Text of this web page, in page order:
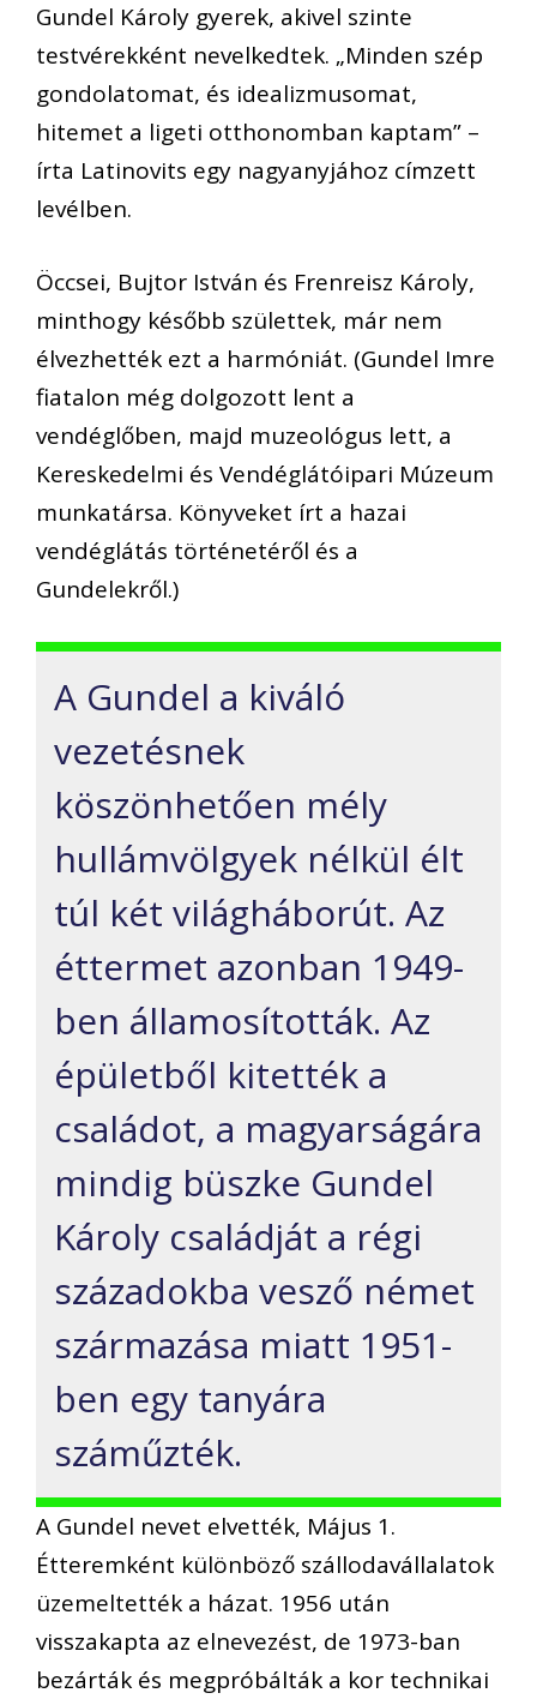
Gundel Károly gyerek, akivel szinte
testvérekként nevelkedtek. „Minden szép
gondolatomat, és idealizmusomat,
hitemet a ligeti otthonomban kaptam” –
írta Latinovits egy nagyanyjához címzett
levélben.
Öccsei, Bujtor István és Frenreisz Károly,
minthogy később születtek, már nem
élvezhették ezt a harmóniát. (Gundel Imre
fiatalon még dolgozott lent a
vendéglőben, majd muzeológus lett, a
Kereskedelmi és Vendéglátóipari Múzeum
munkatársa. Könyveket írt a hazai
vendéglátás történetéről és a
Gundelekről.)
A Gundel a kiváló
vezetésnek
köszönhetően mély
hullámvölgyek nélkül élt
túl két világháborút. Az
éttermet azonban 1949-
ben államosították. Az
épületből kitették a
családot, a magyarságára
mindig büszke Gundel
Károly családját a régi
századokba vesző német
származása miatt 1951-
ben egy tanyára
száműzték.
A Gundel nevet elvették, Május 1.
Étteremként különböző szállodavállalatok
üzemeltették a házat. 1956 után
visszakapta az elnevezést, de 1973-ban
bezárták és megpróbálták a kor technikai